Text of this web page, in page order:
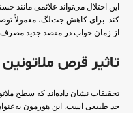
این اختلال می‌تواند علائمی مانند
از زمان خواب در مقصد جدید
تاثیر قرص
تحقیقات نشان داده‌اند که سطح
حد طبیعی است. این هورمون